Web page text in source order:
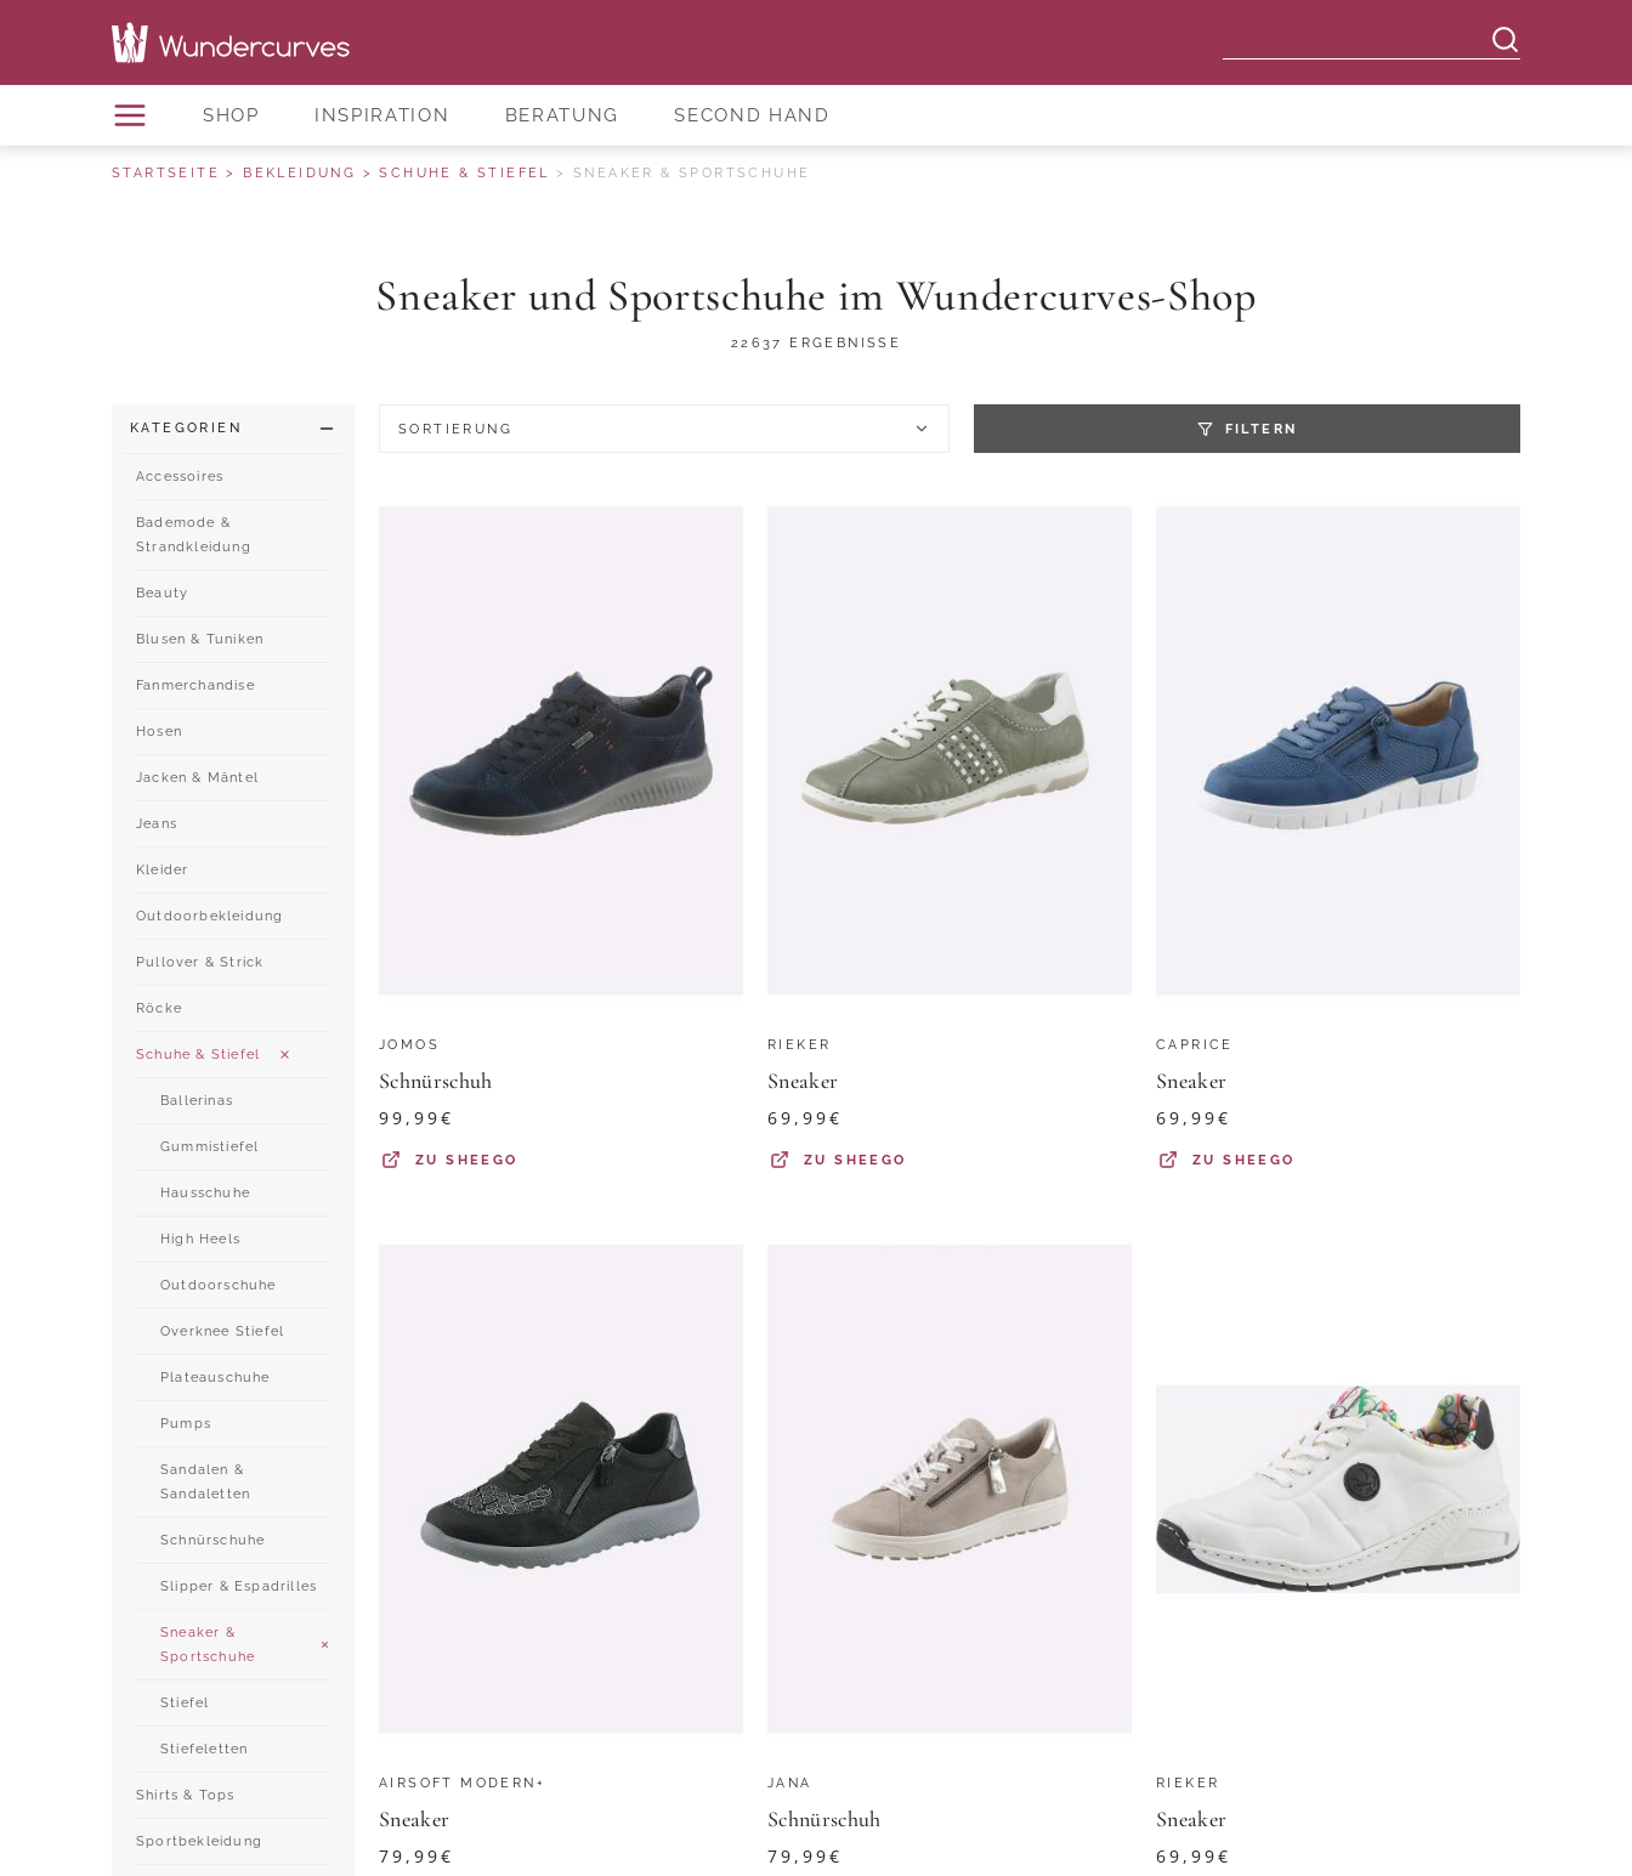
SHOP INSPIRATION BERATUNG SECOND HAND
STARTSEITE BEKLEIDUNG SCHUHE & STIEFEL SNEAKER & SPORTSCHUHE
Sneaker und Sportschuhe im Wundercurves-Shop
22637 ERGEBNISSE
KATEGORIEN
Accessoires
Bademode &
Strandkleidung
Beauty
Blusen & Tuniken
Fanmerchandise
Hosen
Jacken & Mäntel
Jeans
Kleider
Outdoorbekleidung
Pullover & Strick
Röcke
Schuhe & Stiefel
Ballerinas
Gummistiefel
Hausschuhe
High Heels
Outdoorschuhe
Overknee Stiefel
Plateauschuhe
Pumps
Sandalen &
Sandaletten
Schnürschuhe
Slipper & Espadrilles
Sneaker &
Sportschuhe
Stiefel
Stiefeletten
Shirts & Tops
Sportbekleidung
SORTIERUNG FILTERN
JOMOS
Schnürschuh
99,99€
ZUSHEEGO
RIEKER
Sneaker
69,99€
ZUSHEEGO
CAPRICE
Sneaker
69,99€
ZUSHEEGO
AIRSOFT MODERN+
Sneaker
79,99€
JANA
Schnürschuh
79,99€
RIEKER
Sneaker
69,99€